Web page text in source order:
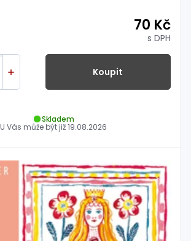
70 Kč
s DPH
Koupit
Skladem
U Vás může být již19.08.2026